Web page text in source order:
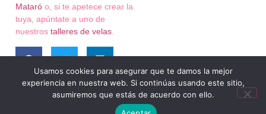
Mataró o, si te apetece crear la
tuya, apúntate a uno de
nuestros talleres de velas
Usamos cookies para asegurar que te damos la mejor
experiencia en nuestra web. Si continúas usando este sitio,
asumiremos que estás de acuerdo con ello.